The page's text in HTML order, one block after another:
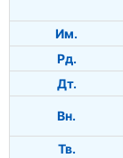
Им.
Рд.
Дт.
Вн.
Тв.